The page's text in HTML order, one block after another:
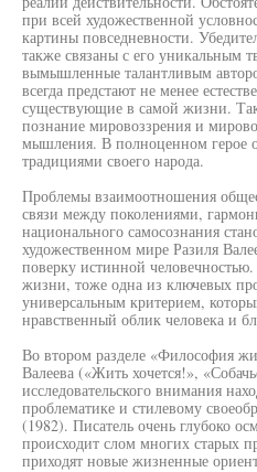
при всей художественной
картины повседневности.
также связаны с его уникальным
вымышленные талантливым
всегда предстают не менее
существующие в самой жизни.
познание мировоззрения и
мышления. В полноценном герое
традициями своего народа.
Проблемы взаимоотношения
связи между поколениями,
национального самосознания
художественном мире Разиля
поверку истинной
жизни, тоже одна из ключевых
универсальным критерием,
нравственный облик человека и
Во втором разделе «Философия
Валеева («Жить хочется!»,
исследовательского внимания
проблематике и стилевому
(1982). Писатель очень глубоко
происходит слом многих старых
приходят новые жизненные